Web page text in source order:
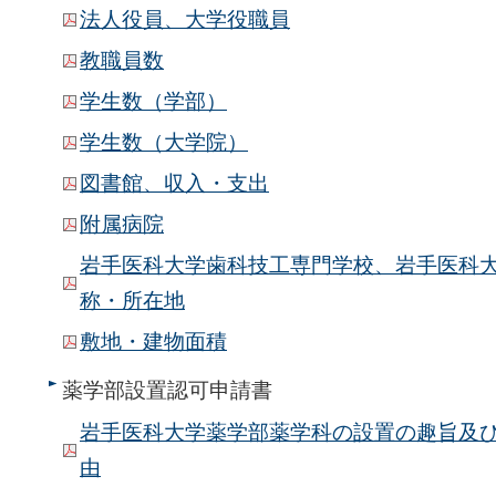
法人役員、大学役職員
教職員数
学生数（学部）
学生数（大学院）
図書館、収入・支出
附属病院
岩手医科大学歯科技工専門学校、岩手医科
称・所在地
敷地・建物面積
薬学部設置認可申請書
岩手医科大学薬学部薬学科の設置の趣旨及
由